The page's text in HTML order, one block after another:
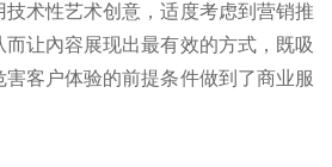
术性艺术创意，适度考虑到营销推
让內容展现出最有效的方式，既吸
客户体验的前提条件做到了商业服